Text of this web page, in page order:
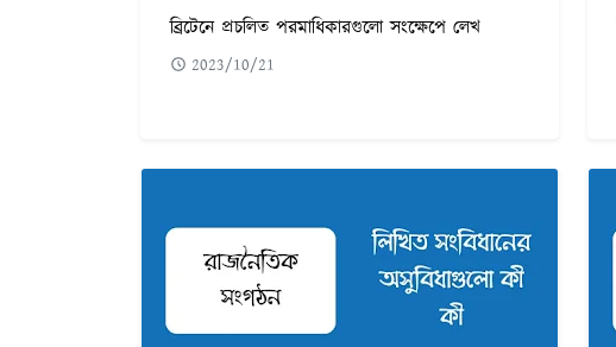
ব্রিটেনে প্রচলিত পরমাধিকারগুলো সংক্ষেপে লেখ
2023/10/21